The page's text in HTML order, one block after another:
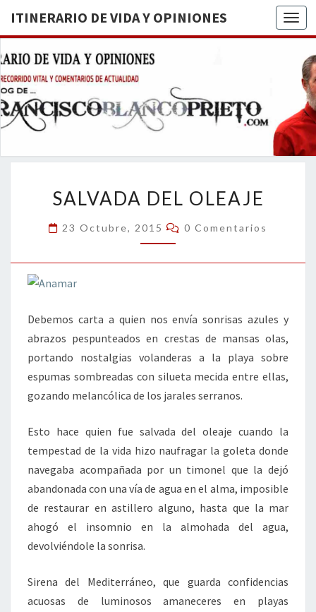
ITINERARIO DE VIDA Y OPINIONES
DE
BREVE
RECORRIDO
VITAL Y
ACTUALIDAD
DEL
OLEAJE
SALVADA DEL OLEAJE
23 Octubre, 2015 Comentarios
0 Comentarios
Debemos carta a quien nos envía sonrisas azules y
abrazos pespunteados en crestas de mansas olas,
portando nostalgias volanderas a la playa sobre
espumas sombreadas con silueta mecida entre ellas,
gozando melancólica de los jarales serranos.
Esto hace quien fue salvada del oleaje cuando la
tempestad de la vida hizo naufragar la goleta donde
navegaba acompañada por un timonel que la dejó
abandonada con una vía de agua en el alma, imposible
de restaurar en astillero alguno, hasta que la mar
ahogó el insomnio en la almohada del agua,
devolviéndole la sonrisa.
Sirena del Mediterráneo, que guarda confidencias
acuosas de luminosos amaneceres en playas